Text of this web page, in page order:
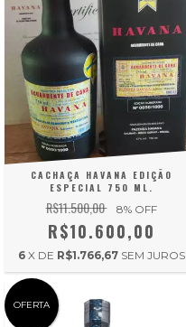
CACHAÇA HAVANA EDIÇÃO
ESPECIAL 750 ML.
R$11.500,00 8% OFF
R$10.600,00
6 X DE R$1.766,67 SEM JUROS
OFERTA